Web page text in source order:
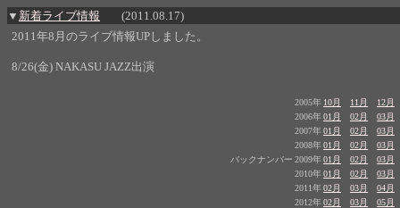
▼ 新着ライブ情報
(2011.08.17)
2011年8月のライブ情報UPしました。
8/26(金) NAKASU JAZZ出演
バックナンバー
2005年 10月 11月
12月
2006年01月 02月
03月
2007年01月 02月
03月
2008年01月 02月
03月
2009年01月 02月
03月
2010年01月 02月
03月
2011年02月 03月
04月
2012年02月 03月
05月